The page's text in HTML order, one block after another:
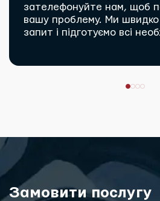
зателефонуйте нам, щоб
вашу проблему. Ми
запит і підготуємо всі
Замовити послугу